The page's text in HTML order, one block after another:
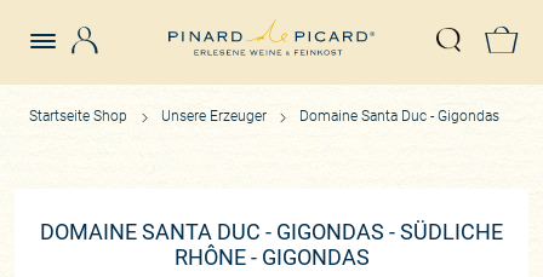
Suche
Startseite Shop Unsere Erzeuger Domaine Santa Duc - Gigondas
DOMAINE SANTA DUC - GIGONDAS - SÜDLICHE
RHÔNE - GIGONDAS